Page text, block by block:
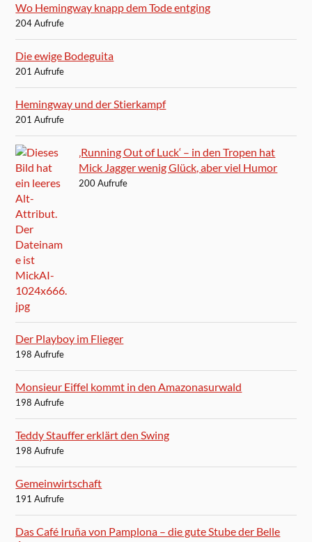
Wo Hemingway knapp dem Tode entging
204 Aufrufe
Die ewige Bodeguita
201 Aufrufe
Hemingway und der Stierkampf
201 Aufrufe
‚Running Out of Luck‘ – in den Tropen hat
Mick Jagger wenig Glück, aber viel Humor
200 Aufrufe
Der Playboy im Flieger
198 Aufrufe
Monsieur Eiffel kommt in den Amazonasurwald
198 Aufrufe
Teddy Stauffer erklärt den Swing
198 Aufrufe
Gemeinwirtschaft
191 Aufrufe
Das Café Iruña von Pamplona – die gute Stube der Belle